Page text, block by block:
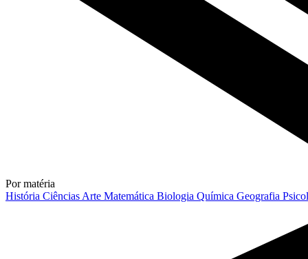
Por matéria
História Ciências Arte Matemática Biologia Química Geografia